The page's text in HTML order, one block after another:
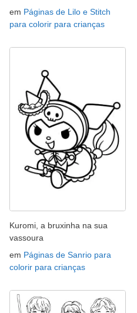
em Páginas de Lilo e Stitch
para colorir para crianças
Kuromi, a bruxinha na sua
vassoura
em Páginas de Sanrio para
colorir para crianças